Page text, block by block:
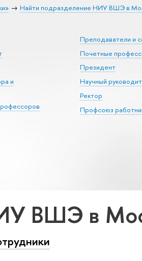
Найти подразделение НИУ ВШЭ в
и
Преподаватели и
Почетные
Президент
Научный
Ректор
Профсоюз
ВШЭ в